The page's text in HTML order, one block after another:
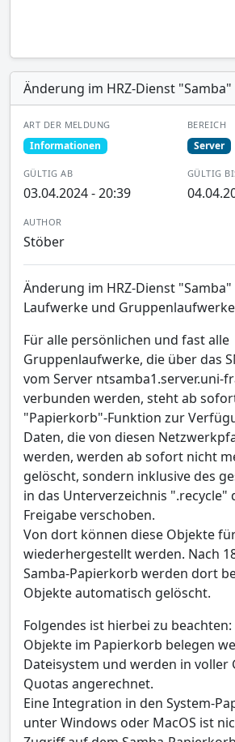
Änderung im HRZ-Dienst "Samba"
ART DER MELDUNG
Informationen
BEREICH
Server
GÜLTIG AB
03.04.2024 - 20:39
GÜLTIG
AUTHOR
Stöber
Änderung im HRZ-Dienst
Laufwerke und
Für alle persönlichen und fast alle
Gruppenlaufwerke, die über das
vom Server ntsamba1.server.uni-
verbunden werden, steht ab
"Papierkorb"-Funktion zur
Daten, die von diesen
werden, werden ab sofort nicht
gelöscht, sondern inklusive des
in das Unterverzeichnis ".recycle"
Freigabe verschoben.
Von dort können diese Objekte
wiederhergestellt werden. Nach
Samba-Papierkorb werden dort
Objekte automatisch gelöscht.
Folgendes ist hierbei zu beachten:
Objekte im Papierkorb belegen
Dateisystem und werden in voller
Quotas angerechnet.
Eine Integration in den System-
unter Windows oder MacOS ist